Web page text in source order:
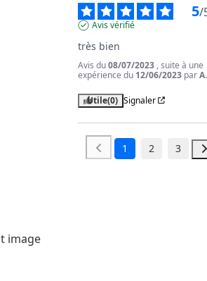
5/
Avis vérifié
très bien
Avis du08/07/2023 , suite à une
expérience du 12/06/2023 par
Utile(0) Signaler
1 2 3